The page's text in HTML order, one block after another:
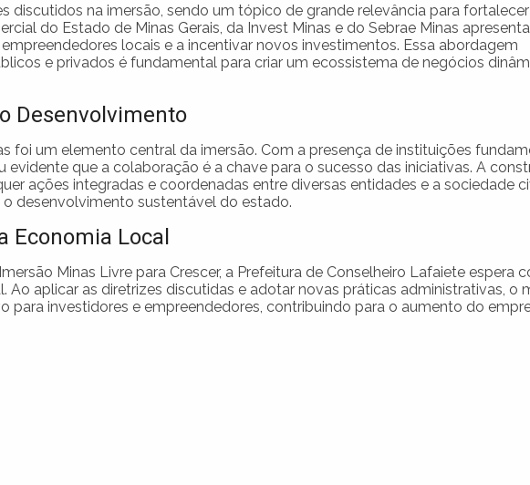
discutidos na imersão, sendo um tópico de grande relevância para
do Estado de Minas Gerais, da Invest Minas e do Sebrae Minas
locais e a incentivar novos investimentos. Essa abordagem
e privados é fundamental para criar um ecossistema de negócios
Desenvolvimento
foi um elemento central da imersão. Com a presença de instituições
que a colaboração é a chave para o sucesso das iniciativas. A
ações integradas e coordenadas entre diversas entidades e a sociedade
desenvolvimento sustentável do estado.
Economia Local
Minas Livre para Crescer, a Prefeitura de Conselheiro Lafaiete espera
Ao aplicar as diretrizes discutidas e adotar novas práticas administrativas, o
para investidores e empreendedores, contribuindo para o aumento do